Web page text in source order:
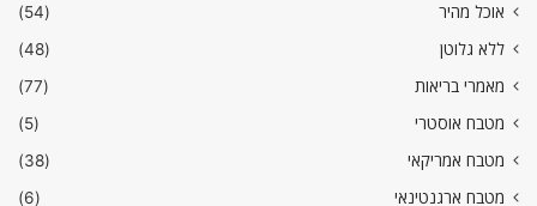
אוכל מהיר
(54)
ללא גלוטן
(48)
מאמרי בריאות
(77)
מטבח אוסטרי
(5)
מטבח אמריקאי
(38)
מטבח ארגנטינאי
(6)